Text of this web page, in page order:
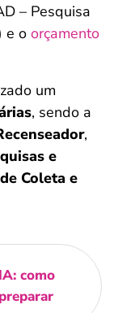
– Pesquisa
e o orçamento
um
, sendo a
,
e
Coleta e
como